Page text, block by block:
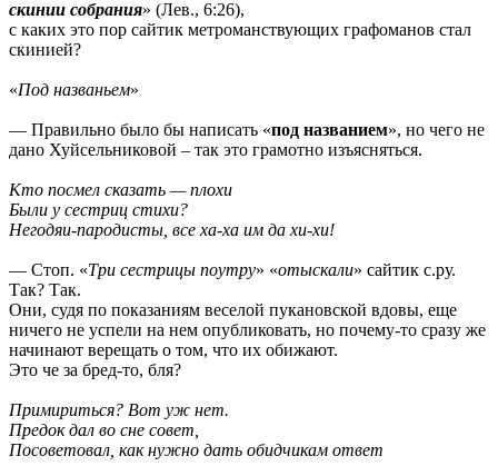
скинии собрания» (Лев., 6:26),
с каких это пор сайтик метроманствующих графоманов стал
скинией?
«Под названьем»
— Правильно было бы написать «под названием», но чего не
дано Хуйсельниковой – так это грамотно изъясняться.
Кто посмел сказать — плохи
Были у сестриц стихи?
Негодяи-пародисты, все ха-ха им да хи-хи!
— Стоп. «Три сестрицы поутру» «отыскали» сайтик с.ру.
Так? Так.
Они, судя по показаниям веселой пукановской вдовы, еще
ничего не успели на нем опубликовать, но почему-то сразу же
начинают верещать о том, что их обижают.
Это че за бред-то, бля?
Примириться? Вот уж нет.
Предок дал во сне совет,
Посоветовал, как нужно дать обидчикам ответ